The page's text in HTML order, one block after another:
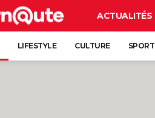
ACTUALITÉS
LIFESTYLE CULTURE SPORT